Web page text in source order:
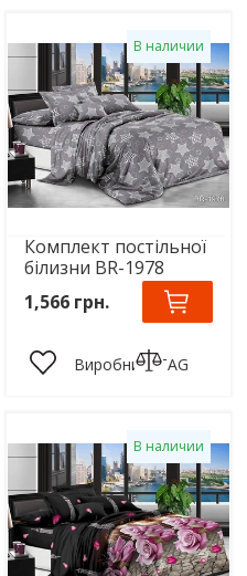
В наличии
Комплект постільної
білизни BR-1978
1,566 грн.
Виробник: TAG
В наличии